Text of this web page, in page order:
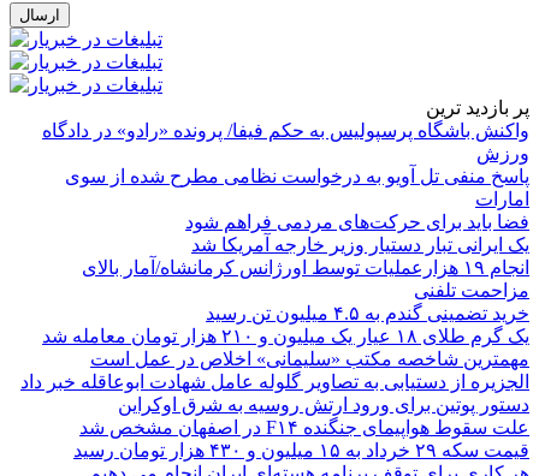
پر بازدید ترین
واکنش باشگاه پرسپولیس به حکم فیفا/ پرونده «رادو» در دادگاه
ورزش
پاسخ منفی تل آویو به درخواست نظامی مطرح شده از سوی
امارات
فضا باید برای حرکت‌های مردمی فراهم شود
یک ایرانی تبار دستیار وزیر خارجه آمریکا شد
انجام ۱۹ هزارعملیات توسط اورژانس کرمانشاه/آمار بالای
مزاحمت تلفنی
خرید تضمینی گندم به ۴.۵ میلیون تن رسید
یک گرم طلای ۱۸ عیار یک میلیون و ۲۱۰ هزار تومان معامله شد
مهمترین شاخصه مکتب «سلیمانی» اخلاص در عمل است
الجزیره از دستیابی به تصاویر گلوله عامل شهادت ابوعاقله خبر داد
دستور پوتین برای ورود ارتش روسیه به شرق اوکراین
علت سقوط هواپیمای جنگنده F۱۴ در اصفهان مشخص شد
قیمت سکه ۲۹ خرداد به ۱۵ میلیون و ۴۳۰ هزار تومان رسید